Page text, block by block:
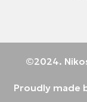
©2024.
Proudly made